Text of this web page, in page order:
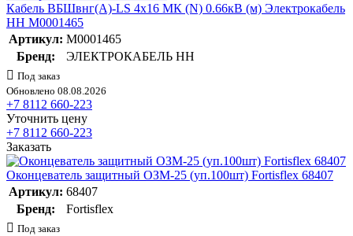
Кабель ВБШвнг(А)-LS 4х16 МК (N) 0.66кВ (м) Электрокабель
НН M0001465
Артикул: M0001465
Бренд:
ЭЛЕКТРОКАБЕЛЬ НН
Под заказ
Обновлено 08.08.2026
+7 8112 660-223
Уточнить цену
+7 8112 660-223
Заказать
Оконцеватель защитный ОЗМ-25 (уп.100шт) Fortisflex 68407
Артикул: 68407
Бренд:
Fortisflex
Под заказ